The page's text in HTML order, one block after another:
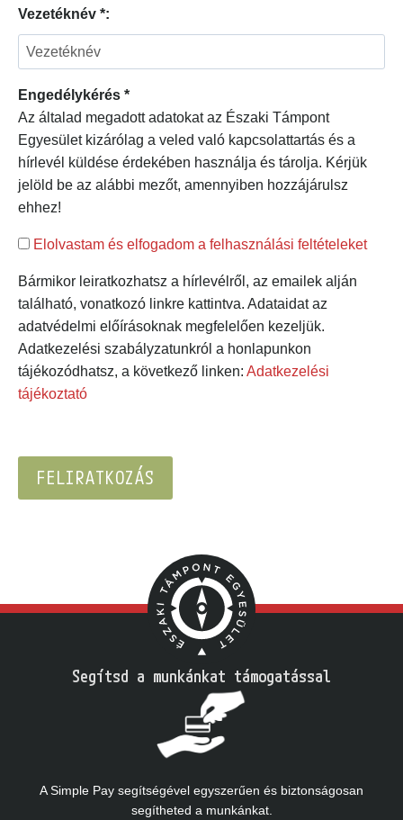
Vezetéknév *:
Engedélykérés *
Az általad megadott adatokat az Északi Támpont
Egyesület kizárólag a veled való kapcsolattartás és a
hírlevél küldése érdekében használja és tárolja. Kérjük
jelöld be az alábbi mezőt, amennyiben hozzájárulsz
ehhez!
Elolvastam és elfogadom a felhasználási feltételeket
Bármikor leiratkozhatsz a hírlevélről, az emailek alján
található, vonatkozó linkre kattintva. Adataidat az
adatvédelmi előírásoknak megfelelően kezeljük.
Adatkezelési szabályzatunkról a honlapunkon
tájékozódhatsz, a következő linken: Adatkezelési
tájékoztató
Segítsd a munkánkat támogatással
A Simple Pay segítségével egyszerűen és biztonságosan
segítheted a munkánkat.